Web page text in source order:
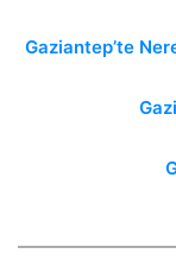
Gaziantep’te